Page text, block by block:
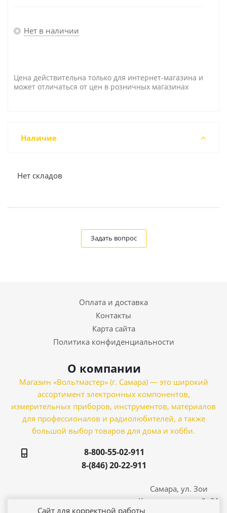
Нет в наличии
Цена действительна только для интернет-магазина и
может отличаться от цен в розничных магазинах
Наличие
Нет складов
Задать вопрос
Оплата и доставка
Контакты
Карта сайта
Политика конфиденциальности
О компании
Магазин «Вольтмастер» (г. Самара) — это широкий
ассортимент электронных компонентов,
измерительных приборов, инструментов, материалов
для профессионалов и радиолюбителей, а также
большой выбор товаров для дома и хобби.
8-800-55-02-911
8-(846) 20-22-911
Самара, ул. Зои
Космодемьянской, 21
Сайт для корректной работы